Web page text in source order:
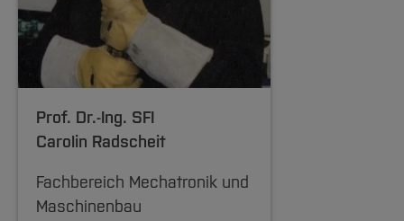
Prof. Dr.-Ing. SFI
Carolin Radscheit
Fachbereich Mechatronik und
Maschinenbau